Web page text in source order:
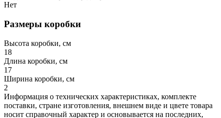
Нет
Размеры коробки
Высота коробки, см
18
Длина коробки, см
17
Ширина коробки, см
2
Информация о технических характеристиках, комплекте
поставки, стране изготовления, внешнем виде и цвете товара
носит справочный характер и основывается на последних,